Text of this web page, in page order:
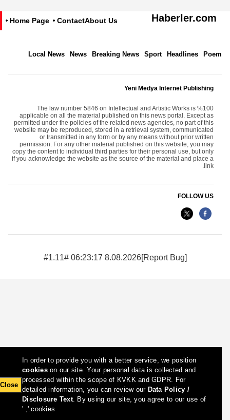
Haberler.com
About Us
Contact
Home Page
Poem
Headlines
Sport
Breaking News
News
Local News
Yeni Medya Internet Publishing
The law number 5846 on Intellectual and Artistic Works is %100
applicable on all the material published on this news portal. Except as
permitted under the policies of the related news agencies, no part of this
website may be reproduced, stored in a retrieval system, communicated
or transmitted in any form or by any means without prior written
permission. For any other material published on this website; you may
copy the content to individual third parties for their personal use, but only
if you acknowledge the website as the source of the material and place a
link.
FOLLOW US
8.08.2026 06:23:17 #1.11#
In order to provide you with a better service, we position
cookieson our site. Your personal data is collected and
processed within the scope of KVKK and GDPR. For
detailed information, you can review ourData Policy /
Disclosure Text. By using our site, you agree to our use of
cookies.', '
Close